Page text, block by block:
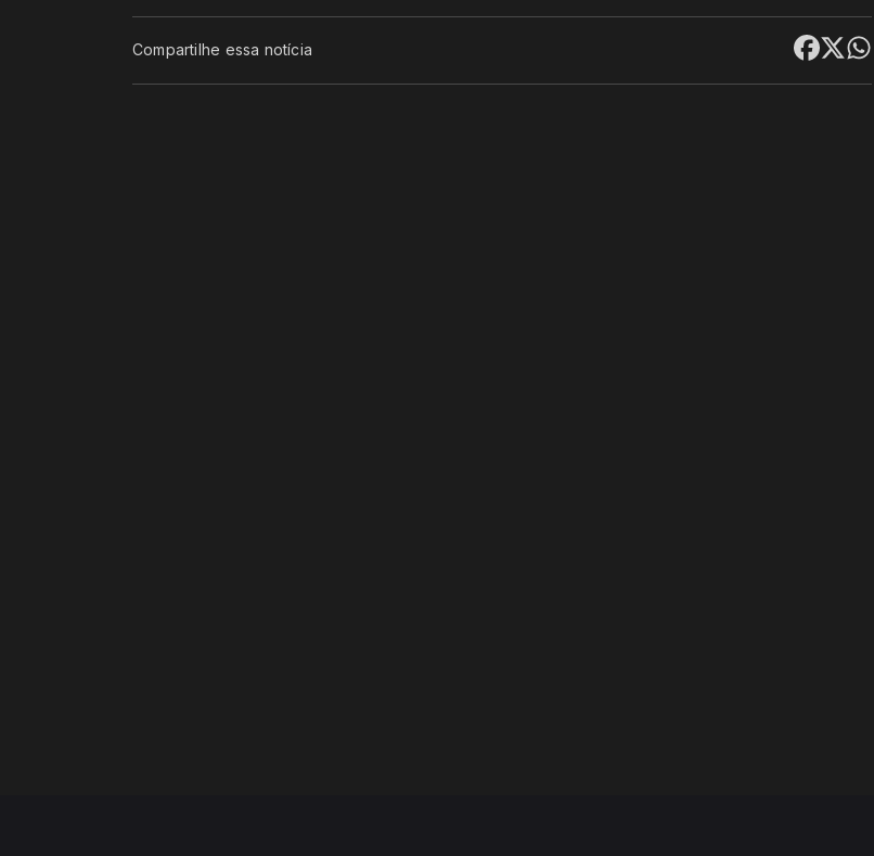
Compartilhe essa notícia